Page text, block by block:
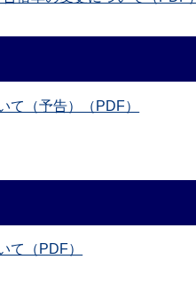
て（予告）（PDF）
て（PDF）